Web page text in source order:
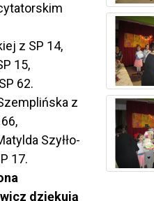
z SP 14,
15,
62.
z
Szyłło-
17.
dziękują